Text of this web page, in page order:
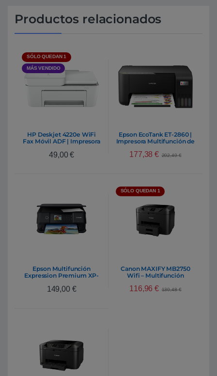
Productos relacionados
SÓLO QUEDAN 1
MÁS VENDIDO
HP Deskjet 4220e WiFi
Fax Móvil ADF | Impresora
49,00€
Epson EcoTank ET-2860 |
Impresora Multifunción de
5760 x 1440 DPI 33 ppm
177,38€ 202,49€
Epson Multifunción
Expression Premium XP-
149,00 €
SÓLO QUEDAN 1
Canon MAXIFY MB2750
Wifi – Multifunción
116,96€ 130,48€